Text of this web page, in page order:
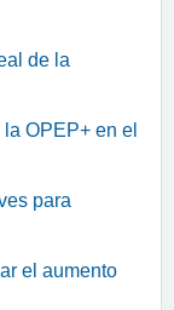
de la
OPEP+ en el
para
el aumento